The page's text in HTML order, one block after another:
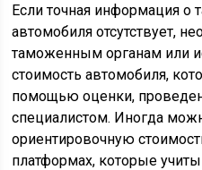
Если точная информация о
автомобиля отсутствует,
таможенным органам или
стоимость автомобиля,
помощью оценки,
специалистом. Иногда
ориентировочную
платформах, которые